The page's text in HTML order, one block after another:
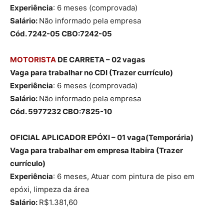
Experiência: 6 meses (comprovada)
Salário: Não informado pela empresa
Cód. 7242-05 CBO:7242-05
MOTORISTA DE CARRETA – 02 vagas
Vaga para trabalhar no CDI (Trazer currículo)
Experiência: 6 meses (comprovada)
Salário: Não informado pela empresa
Cód. 5977232 CBO:7825-10
OFICIAL APLICADOR EPÓXI – 01 vaga(Temporária)
Vaga para trabalhar em empresa Itabira (Trazer
currículo)
Experiência: 6 meses, Atuar com pintura de piso em
epóxi, limpeza da área
Salário: R$1.381,60